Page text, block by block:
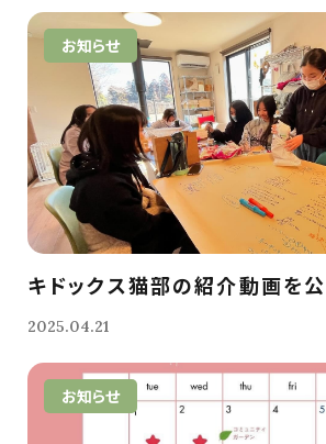
お知らせ
キドックス猫部の紹介動画を
2025.04.21
お知らせ